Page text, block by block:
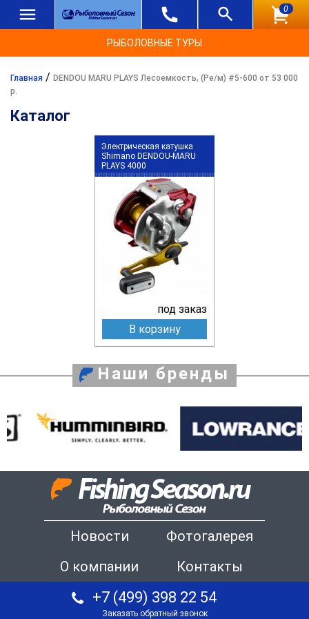
0
РЫБОЛОВНЫЕ ТУРЫ
Главная / DENDOU MARU PLAYS Лесоемкость, (Ре/м) #5-600 от 53 000
р.
Каталог
Электрическая катушка
Shimano DENDOU-MARU
PLAYS 4000
под заказ
В корзину
Наши бренды
Новости
Фотогалерея
О компании
Контакты
+7 (499) 398 22 54
Заказать обратный звонок